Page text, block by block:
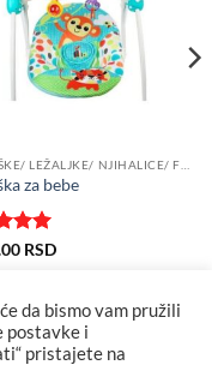
za bebe
RSD
da bismo vam pružili
postavke i
pristajete na